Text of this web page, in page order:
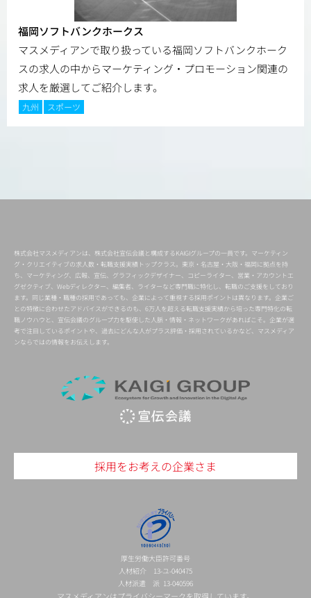
福岡ソフトバンクホークス
マスメディアンで取り扱っている福岡ソフトバンクホーク
スの求人の中からマーケティング・プロモーション関連の
求人を厳選してご紹介します。
九州 スポーツ
株式会社マスメディアンは、株式会社宣伝会議と構成するKAIGIグループの一員です。マーケティン
グ・クリエイティブの求人数・転職支援実績トップクラス。東京・名古屋・大阪・福岡に拠点を持
ち、マーケティング、広報、宣伝、グラフィックデザイナー、コピーライター、営業・アカウントエ
グゼクティブ、Webディレクター、編集者、ライターなど専門職に特化し、転職のご支援をしており
ます。同じ業種・職種の採用であっても、企業によって重視する採用ポイントは異なります。企業ご
との特徴に合わせたアドバイスができるのも、6万人を超える転職支援実績から培った専門特化の転
職ノウハウと、宣伝会議のグループ力を駆使した人脈・情報・ネットワークがあればこそ。企業が選
考で注目しているポイントや、過去にどんな人がプラス評価・採用されているかなど、マスメディア
ンならではの情報をお伝えします。
採用をお考えの企業さま
厚生労働大臣許可番号
人材紹介 13-ユ-040475
人材派遣 派 13-040596